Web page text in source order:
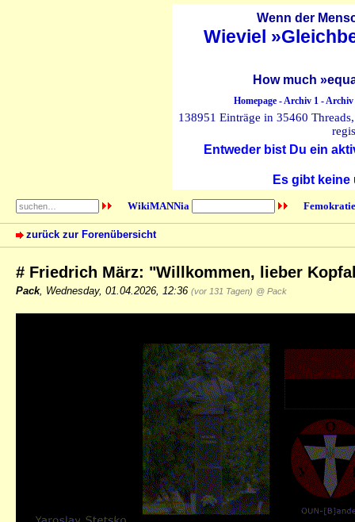
Wenn der
Wieviel
How much
Homepage-Archiv 1-Archiv
138951 Einträge in 35460
Entweder bist Du ein
Es gibt
WikiMANNia
zurück zur Forenübersicht
# Friedrich März: "Willkommen, lieber
Pack, Wednesday, 01.04.2026, 12:36 (vor 131 Tagen) @ Pack